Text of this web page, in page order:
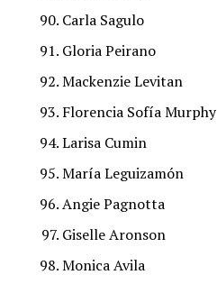
Carla Sagulo
Gloria Peirano
Mackenzie Levitan
Florencia Sofía Murphy
Larisa Cumin
María Leguizamón
Angie Pagnotta
Giselle Aronson
Monica Avila